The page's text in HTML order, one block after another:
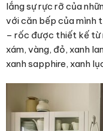
lắng sự rực rỡ của
với căn bếp của mình
– rốc được thiết kế từ
xám, vàng, đỏ, xanh
xanh sapphire, xanh